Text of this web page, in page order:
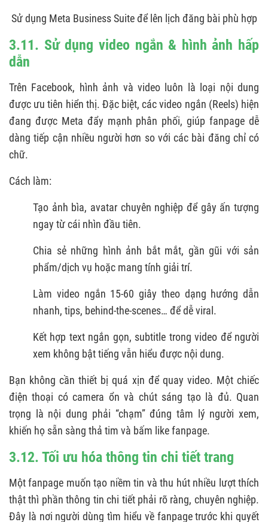
Sử dụng Meta Business Suite để lên lịch đăng bài phù hợp
3.11. Sử dụng video ngắn & hình ảnh hấp
dẫn
Trên Facebook, hình ảnh và video luôn là loại nội dung
được ưu tiên hiển thị. Đặc biệt, các video ngắn (Reels) hiện
đang được Meta đẩy mạnh phân phối, giúp fanpage dễ
dàng tiếp cận nhiều người hơn so với các bài đăng chỉ có
chữ.
Cách làm:
Tạo ảnh bìa, avatar chuyên nghiệp để gây ấn tượng
ngay từ cái nhìn đầu tiên.
Chia sẻ những hình ảnh bắt mắt, gần gũi với sản
phẩm/dịch vụ hoặc mang tính giải trí.
Làm video ngắn 15-60 giây theo dạng hướng dẫn
nhanh, tips, behind-the-scenes… để dễ viral.
Kết hợp text ngắn gọn, subtitle trong video để người
xem không bật tiếng vẫn hiểu được nội dung.
Bạn không cần thiết bị quá xịn để quay video. Một chiếc
điện thoại có camera ổn và chút sáng tạo là đủ. Quan
trọng là nội dung phải “chạm” đúng tâm lý người xem,
khiến họ sẵn sàng thả tim và bấm like fanpage.
3.12. Tối ưu hóa thông tin chi tiết trang
Một fanpage muốn tạo niềm tin và thu hút nhiều lượt thích
thật thì phần thông tin chi tiết phải rõ ràng, chuyên nghiệp.
Đây là nơi người dùng tìm hiểu về fanpage trước khi quyết